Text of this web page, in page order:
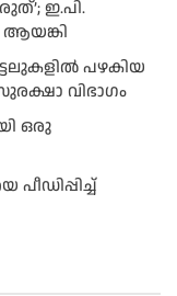
ഇ.പി.
പഴകിയ
വിഭാഗം
ഒരു